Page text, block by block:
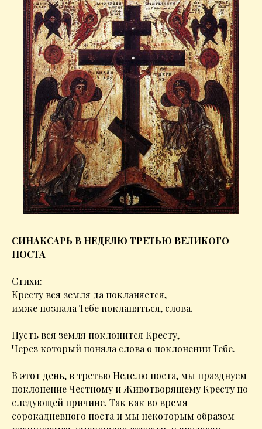
СИНАКСАРЬ В НЕДЕЛЮ ТРЕТЬЮ ВЕЛИКОГО
ПОСТА
Стихи:
Кресту вся земля да покланяется,
имже познала Тебе покланяться, слова.
Пусть вся земля поклонится Кресту,
Через который поняла слова о поклонении Тебе.
В этот день, в третью Неделю поста, мы празднуем
поклонение Честному и Животворящему Кресту по
следующей причине. Так как во время
сорокадневного поста и мы некоторым образом